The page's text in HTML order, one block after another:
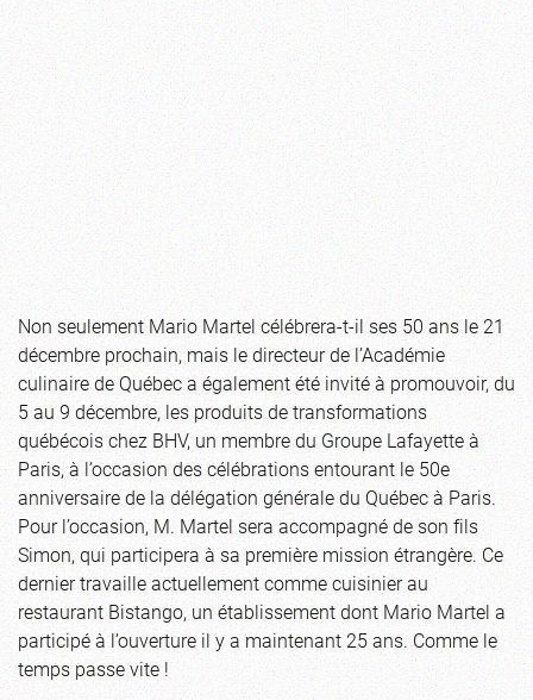
Non seulement Mario Martel célébrera-t-il ses 50 ans le 21
décembre prochain, mais le directeur de l’Académie
culinaire de Québec a également été invité à promouvoir, du
5 au 9 décembre, les produits de transformations
québécois chez BHV, un membre du Groupe Lafayette à
Paris, à l’occasion des célébrations entourant le 50e
anniversaire de la délégation générale du Québec à Paris.
Pour l’occasion, M. Martel sera accompagné de son fils
Simon, qui participera à sa première mission étrangère. Ce
dernier travaille actuellement comme cuisinier au
restaurant Bistango, un établissement dont Mario Martel a
participé à l’ouverture il y a maintenant 25 ans. Comme le
temps passe vite !